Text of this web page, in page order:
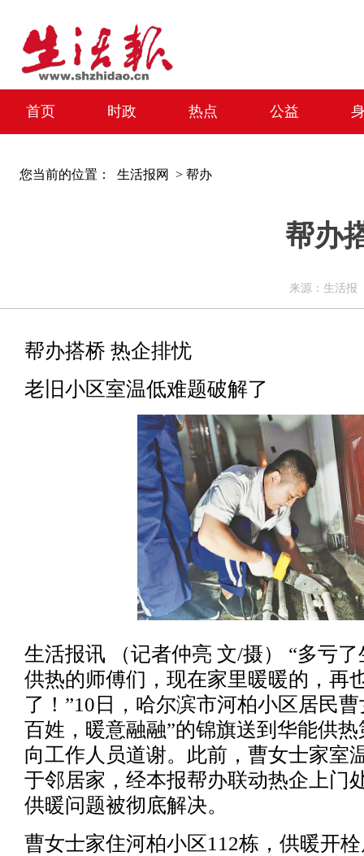
首页 时政 热点 公益
您当前的位置： 生活报网 > 帮办
帮办
来源：生活
帮办搭桥 热企排忧
老旧小区室温低难题破解了
生活报讯 （记者仲亮 文/摄） “多亏
供热的师傅们，现在家里暖暖的，再
了！”10日，哈尔滨市河柏小区居民
百姓，暖意融融”的锦旗送到华能供
向工作人员道谢。此前，曹女士家室
于邻居家，经本报帮办联动热企上门
供暖问题被彻底解决。
曹女士家住河柏小区112栋，供暖开